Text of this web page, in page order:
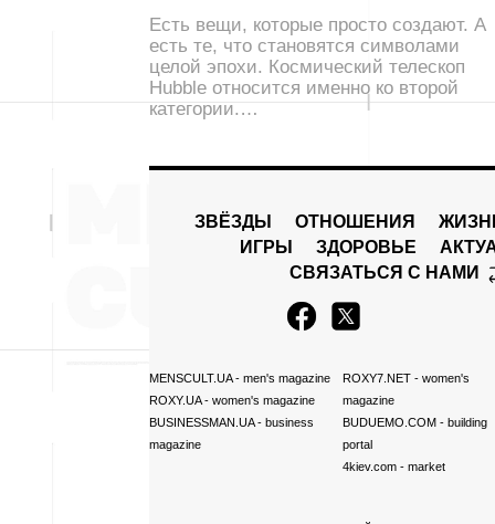
Есть вещи, которые просто создают. А
есть те, что становятся символами
целой эпохи. Космический телескоп
Hubble относится именно ко второй
категории.…
ЗВЁЗДЫ ОТНОШЕНИЯ
ИГРЫ
ЗДОРОВЬЕ
СВЯЗАТЬСЯ С НАМИ
MENSCULT.UA- men's magazine
ROXY.UA- women's magazine
BUSINESSMAN.UA- business
magazine
ROXY7.NET- women's
magazine
BUDUEMO.COM- building
portal
4kiev.com- market